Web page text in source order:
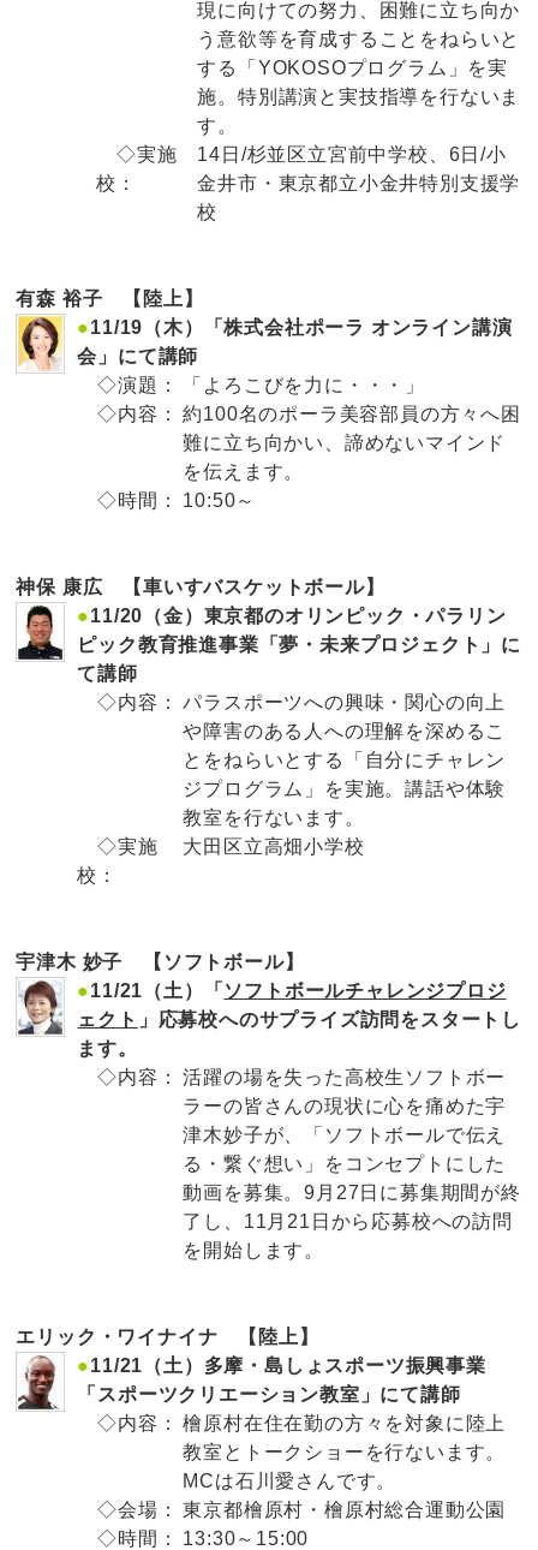
現に向けての努力、困難に立ち向か
う意欲等を育成することをねらいと
する「YOKOSOプログラム」を実
施。特別講演と実技指導を行ないま
す。
◇実施
校：
14日/杉並区立宮前中学校、6日/小
金井市・東京都立小金井特別支援学
校
有森 裕子 【陸上】
●11/19（木）「株式会社ポーラ オンライン講演
会」にて講師
◇演題：
「よろこびを力に・・・」
◇内容：
約100名のポーラ美容部員の方々へ困
難に立ち向かい、諦めないマインド
を伝えます。
◇時間：
10:50～
神保 康広 【車いすバスケットボール】
●11/20（金）東京都のオリンピック・パラリン
ピック教育推進事業「夢・未来プロジェクト」に
て講師
◇内容：
パラスポーツへの興味・関心の向上
や障害のある人への理解を深めるこ
とをねらいとする「自分にチャレン
ジプログラム」を実施。講話や体験
教室を行ないます。
◇実施
校：
大田区立高畑小学校
宇津木 妙子 【ソフトボール】
●11/21（土）「 ソフトボールチャレンジプロジ
ェクト 」応募校へのサプライズ訪問をスタートし
ます。
◇内容：
活躍の場を失った高校生ソフトボー
ラーの皆さんの現状に心を痛めた宇
津木妙子が、「ソフトボールで伝え
る・繋ぐ想い」をコンセプトにした
動画を募集。9月27日に募集期間が終
了し、11月21日から応募校への訪問
を開始します。
エリック・ワイナイナ 【陸上】
●11/21（土）多摩・島しょスポーツ振興事業
「スポーツクリエーション教室」にて講師
◇内容：
檜原村在住在勤の方々を対象に陸上
教室とトークショーを行ないます。
MCは石川愛さんです。
◇会場：
東京都檜原村・檜原村総合運動公園
◇時間：
13:30～15:00